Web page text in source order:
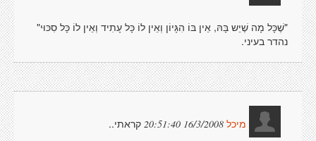
"שֶׁכָּל מָה שֶׁיֵש בָּהּ, אֵין בּוֹ הִגָּיוֹן וְאֵין לוֹ כָּל עָתִיד וְאֵין לוֹ כָּל סִכּוּי"
נהדר בעיני.
מיכל 16/3/2008 20:51:40 קראתי..